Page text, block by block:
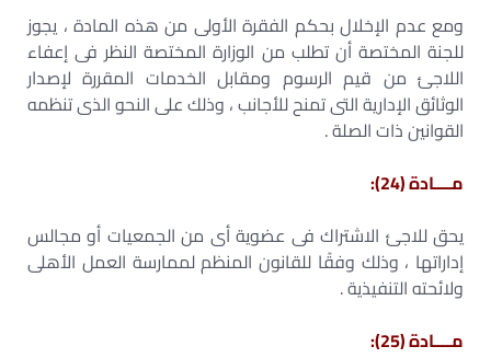
ومع عدم الإخلال بحكم الفقرة الأولى من هذه المادة ، يجوز
للجنة المختصة أن تطلب من الوزارة المختصة النظر فى إعفاء
اللاجئ من قيم الرسوم ومقابل الخدمات المقررة لإصدار
الوثائق الإدارية التى تمنح للأجانب ، وذلك على النحو الذى تنظمه
القوانين ذات الصلة .
مــــادة (24):
يحق للاجئ الاشتراك فى عضوية أى من الجمعيات أو مجالس
إداراتها ، وذلك وفقًا للقانون المنظم لممارسة العمل الأهلى
ولائحته التنفيذية .
مــــادة (25):